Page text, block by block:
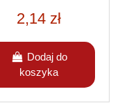
2,14 zł
Dodaj do
koszyka